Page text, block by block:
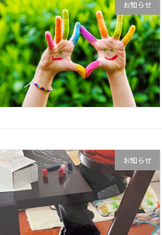
お知らせ
お知らせ